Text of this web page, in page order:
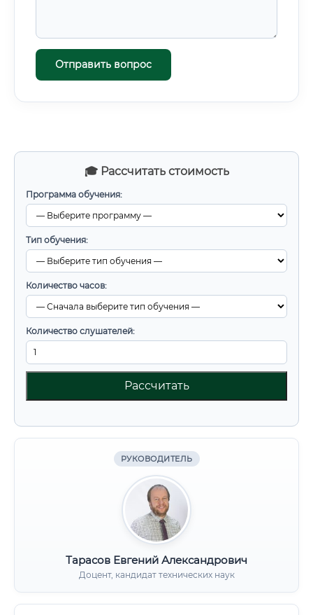
🎓 Рассчитать стоимость
Программа обучения:
Тип обучения:
Количество часов:
Количество слушателей:
Рассчитать
РУКОВОДИТЕЛЬ
Тарасов Евгений Александрович
Доцент, кандидат технических наук
Отправить вопрос